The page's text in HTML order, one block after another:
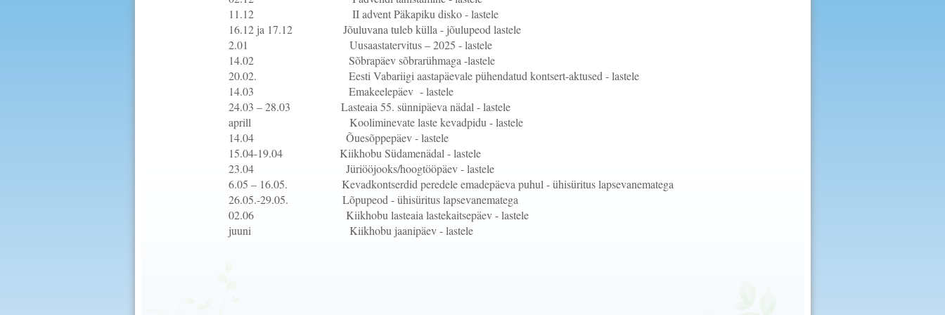
11.12 II advent Päkapiku disko - lastele
16.12 ja 17.12 Jõuluvana tuleb külla - jõulupeod lastele
2.01 Uusaastatervitus – 2025 - lastele
14.02 Sõbrapäev sõbrarühmaga -lastele
20.02. Eesti Vabariigi aastapäevale pühendatud kontsert-aktused - lastele
14.03 Emakeelepäev - lastele
24.03 – 28.03 Lasteaia 55. sünnipäeva nädal - lastele
aprill Kooliminevate laste kevadpidu - lastele
14.04 Õuesõppepäev - lastele
15.04-19.04 Kiikhobu Südamenädal - lastele
23.04 Jüriööjooks/hoogtööpäev - lastele
6.05 – 16.05. Kevadkontserdid peredele emadepäeva puhul - ühisüritus lapsevanematega
26.05.-29.05. Lõpupeod - ühisüritus lapsevanematega
02.06 Kiikhobu lasteaia lastekaitsepäev - lastele
juuni Kiikhobu jaanipäev - lastele